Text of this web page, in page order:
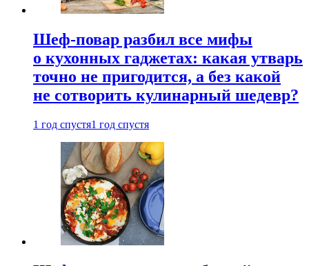
Шеф-повар разбил все мифы
о кухонных гаджетах: какая утварь
точно не пригодится, а без какой
не сотворить кулинарный шедевр?
1 год спустя1 год спустя